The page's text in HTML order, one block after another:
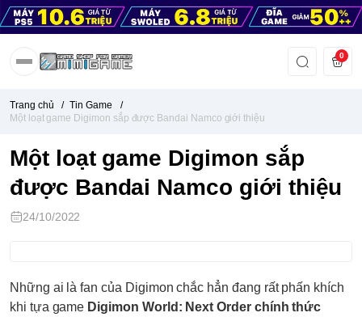
0
Trang chủ / Tin Game
/
Một loạt game Digimon sắp được Bandai Namco giới thiệu
Một loạt game Digimon sắp
được Bandai Namco giới thiệu
24/10/2022
Những ai là fan của Digimon chắc hẳn đang rất phấn khích
khi tựa game Digimon World: Next Order chính thức